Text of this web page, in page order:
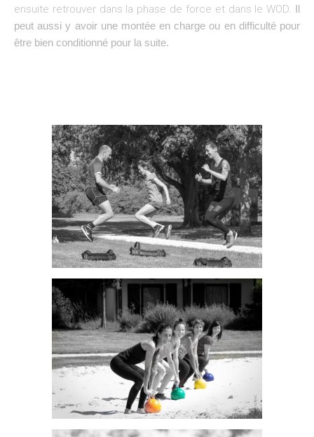
ensuite retrouver dans la phase de force et dans le WOD. Il
peut aussi y avoir une montée en charge ou en difficulté pour
être bien conditionné pour la suite.